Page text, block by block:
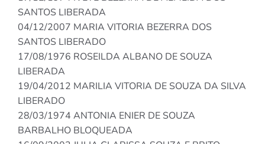
SANTOS LIBERADA
04/12/2007 MARIA VITORIA BEZERRA DOS
SANTOS LIBERADO
17/08/1976 ROSEILDA ALBANO DE SOUZA
LIBERADA
19/04/2012 MARILIA VITORIA DE SOUZA DA SILVA
LIBERADO
28/03/1974 ANTONIA ENIER DE SOUZA
BARBALHO BLOQUEADA